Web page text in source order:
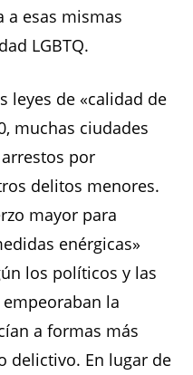
a esas mismas
LGBTQ.
leyes de «calidad de
muchas ciudades
por
delitos menores.
mayor para
enérgicas»
los políticos y las
la
a formas más
delictivo. En lugar de